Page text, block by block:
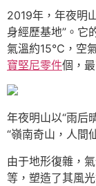
2019年，年夜明
身經歷基地”。它
氣溫約15℃，空
寶堅尼零件個，
年夜明山以“雨后
“嶺南奇山，人間
由于地形復雜，
等，塑造了其風光